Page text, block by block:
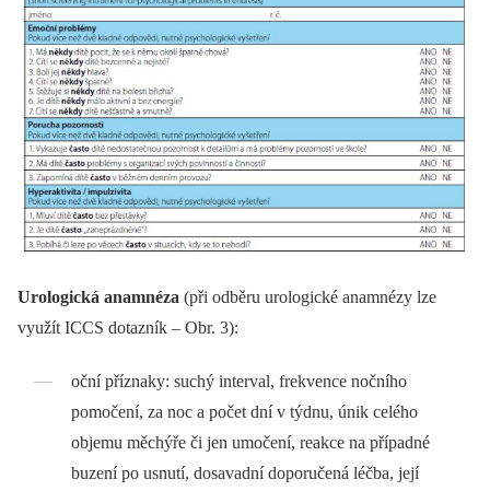
Urologická anamnéza (při odběru urologické anamnézy lze
využít ICCS dotazník –⁠ Obr. 3):
oční příznaky: suchý interval, frekvence nočního
pomočení, za noc a počet dní v týdnu, únik celého
objemu měchýře či jen umočení, reakce na případné
buzení po usnutí, dosavadní doporučená léčba, její